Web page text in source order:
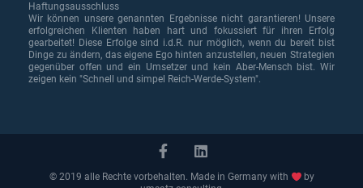
Haftungsausschluss
Wir können unsere genannten Ergebnisse nicht garantieren! Unsere
erfolgreichen Klienten haben hart und fokussiert für ihren Erfolg
gearbeitet! Diese Erfolge sind i.d.R. nur möglich, wenn du bereit bist
Dinge zu ändern, das eigene Ego hinten anzustellen, neuen Strategien
gegenüber offen und ein Umsetzer und kein Aber-Mensch bist. Wir
zeigen kein "Schnell und simpel Reich-Werde-System".
© 2019 alle Rechte vorbehalten. Made in Germany with
by